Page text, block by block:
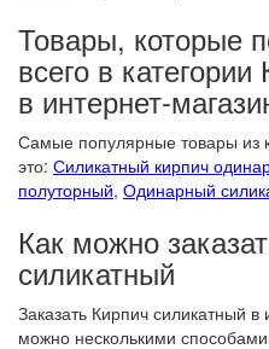
Товары, которые
всего в
в интернет-
Самые популярные товары из
это: Силикатный кирпич
полуторный, Одинарный
Как можно
силикатный
Заказать Кирпич силикатный
можно несколькими